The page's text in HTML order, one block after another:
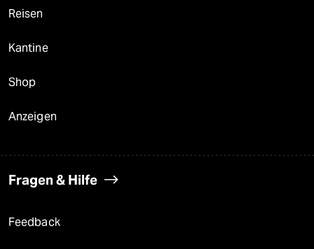
Reisen
Kantine
Shop
Anzeigen
Fragen & Hilfe
Feedback